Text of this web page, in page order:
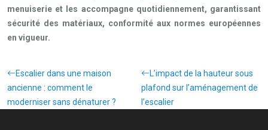
menuiserie et les accompagne quotidiennement, garantissant
sécurité des matériaux, conformité aux normes européennes
en vigueur.
Escalier dans une maison
ancienne : comment le
moderniser sans dénaturer ?
L’impact de la hauteur sous
plafond sur l’aménagement de
l’escalier